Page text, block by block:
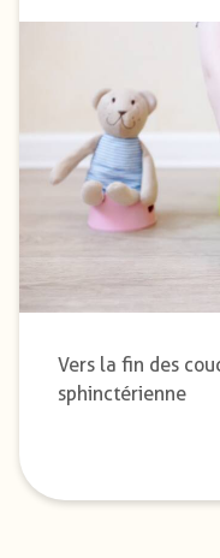
Vers la fin des
sphinctérienne